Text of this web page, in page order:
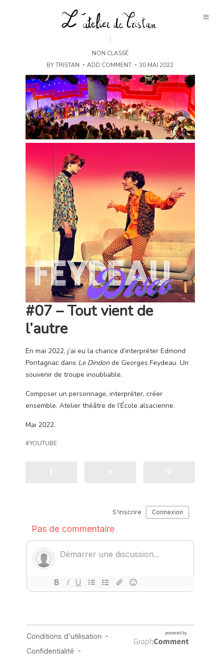
NON CLASSÉ
BYTRISTAN ADD COMMENT 30 MAI 2022
#07 – Tout vient de
l’autre
En mai 2022, j’ai eu la chance d’interpréter Edmond
Pontagnac dans Le Dindonde Georges Feydeau. Un
souvenir de troupe inoubliable.
Composer un personnage, interpréter, créer
ensemble. Atelier théâtre de l’École alsacienne.
Mai 2022.
YOUTUBE